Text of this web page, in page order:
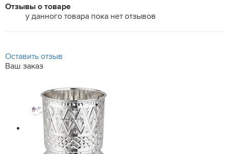
Отзывы о товаре
у данного товара пока нет отзывов
Оставить отзыв
Ваш заказ